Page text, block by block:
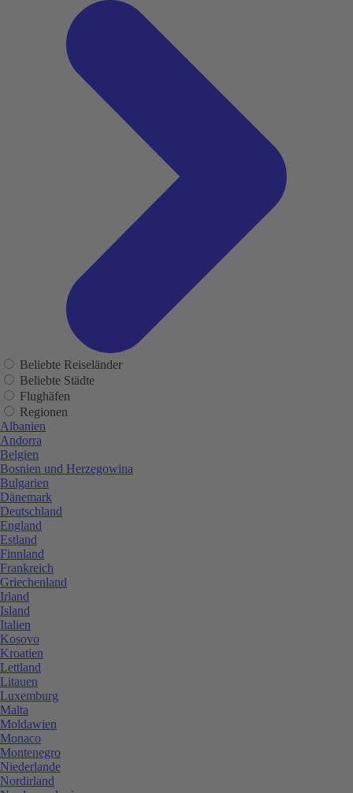
Beliebte Reiseländer
Beliebte Städte
Flughäfen
Regionen
Albanien
Andorra
Belgien
Bosnien und Herzegowina
Bulgarien
Dänemark
Deutschland
England
Estland
Finnland
Frankreich
Griechenland
Irland
Island
Italien
Kosovo
Kroatien
Lettland
Litauen
Luxemburg
Malta
Moldawien
Monaco
Montenegro
Niederlande
Nordirland